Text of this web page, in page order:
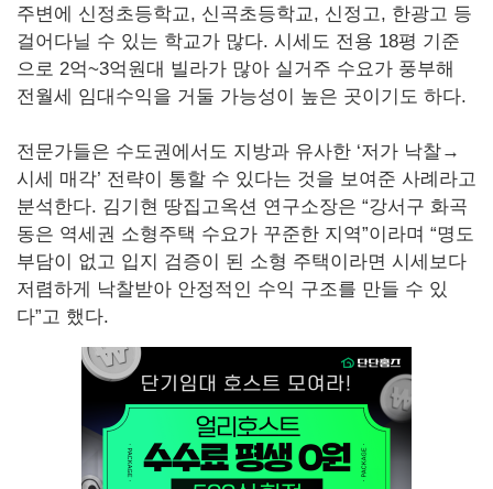
주변에 신정초등학교, 신곡초등학교, 신정고, 한광고 등
걸어다닐 수 있는 학교가 많다. 시세도 전용 18평 기준
으로 2억~3억원대 빌라가 많아 실거주 수요가 풍부해
전월세 임대수익을 거둘 가능성이 높은 곳이기도 하다.
전문가들은 수도권에서도 지방과 유사한 ‘저가 낙찰→
시세 매각’ 전략이 통할 수 있다는 것을 보여준 사례라고
분석한다. 김기현 땅집고옥션 연구소장은 “강서구 화곡
동은 역세권 소형주택 수요가 꾸준한 지역”이라며 “명도
부담이 없고 입지 검증이 된 소형 주택이라면 시세보다
저렴하게 낙찰받아 안정적인 수익 구조를 만들 수 있
다”고 했다.